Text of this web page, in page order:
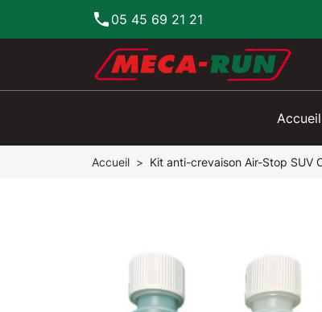
phone 05 45 69 21 21
Accueil
Accueil Kit anti-crevaison Air-Stop SUV